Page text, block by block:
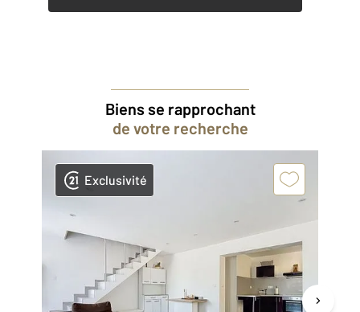
Biens se rapprochant
de votre recherche
Exclusivité